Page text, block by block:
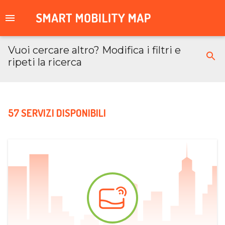
Vuoi cercare altro? Modifica i filtri e
ripeti la ricerca
57 SERVIZI DISPONIBILI